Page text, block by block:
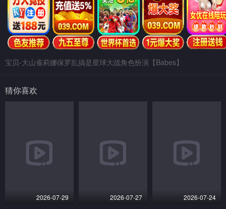
宝贝-大山雀莉娜保罗乱搞是星球大战角色扮演【Babes】
猜你喜欢
2026-07-29 2026-07-27 2026-07-24